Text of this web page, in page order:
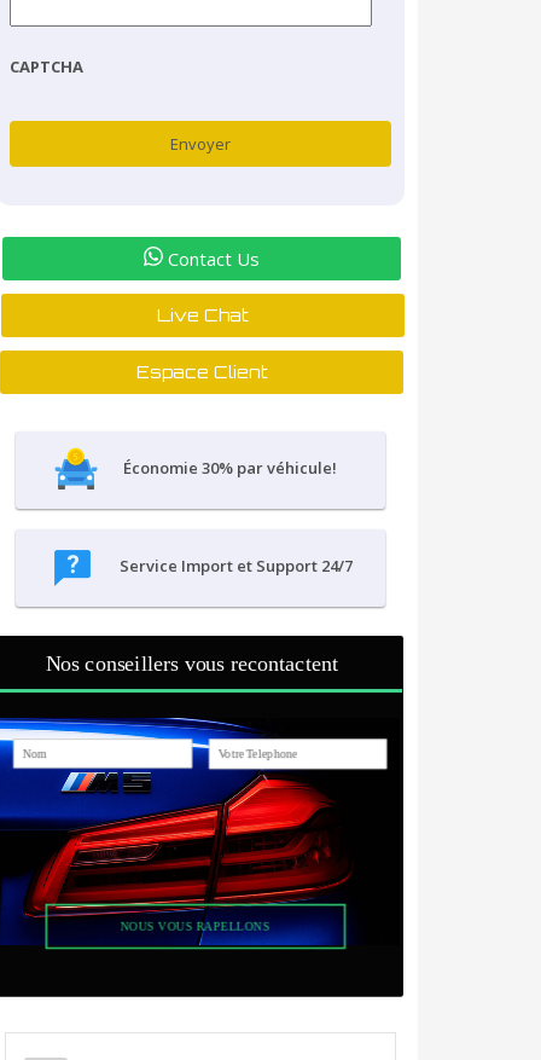
CAPTCHA
Contact Us
Live Chat
Espace Client
Économie 30% par véhicule!
Service Import et Support 24/7
Nos conseillers vous recontactent
NOUS VOUS RAPELLONS